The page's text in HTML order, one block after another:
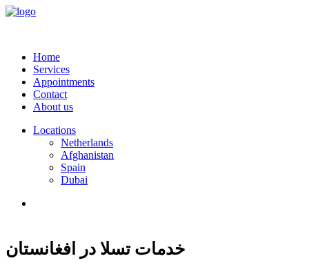
Home
Services
Appointments
Contact
About us
Locations
Netherlands
Afghanistan
Spain
Dubai
خدمات تسلا در افغانستان